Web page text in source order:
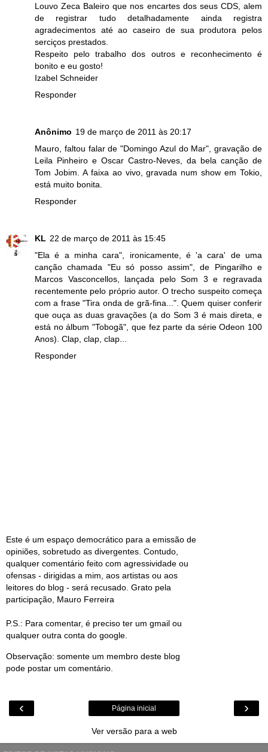
Louvo Zeca Baleiro que nos encartes dos seus CDS, alem
de registrar tudo detalhadamente ainda registra
agradecimentos até ao caseiro de sua produtora pelos
serciços prestados.
Respeito pelo trabalho dos outros e reconhecimento é
bonito e eu gosto!
Izabel Schneider
Responder
Anônimo 19 de março de 2011 às 20:17
Mauro, faltou falar de "Domingo Azul do Mar", gravação de
Leila Pinheiro e Oscar Castro-Neves, da bela canção de
Tom Jobim. A faixa ao vivo, gravada num show em Tokio,
está muito bonita.
Responder
KL 22 de março de 2011 às 15:45
"Ela é a minha cara", ironicamente, é 'a cara' de uma
canção chamada "Eu só posso assim", de Pingarilho e
Marcos Vasconcellos, lançada pelo Som 3 e regravada
recentemente pelo próprio autor. O trecho suspeito começa
com a frase "Tira onda de grã-fina...". Quem quiser conferir
que ouça as duas gravações (a do Som 3 é mais direta, e
está no álbum "Tobogã", que fez parte da série Odeon 100
Anos). Clap, clap, clap...
Responder
Este é um espaço democrático para a emissão de
opiniões, sobretudo as divergentes. Contudo,
qualquer comentário feito com agressividade ou
ofensas - dirigidas a mim, aos artistas ou aos
leitores do blog - será recusado. Grato pela
participação, Mauro Ferreira
P.S.: Para comentar, é preciso ter um gmail ou
qualquer outra conta do google.
Observação: somente um membro deste blog
pode postar um comentário.
‹ ›
Página inicial
Ver versão para a web